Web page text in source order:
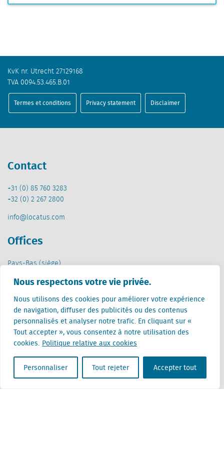
Nous respectons votre vie privée.
Nous utilisons des cookies pour améliorer votre expérience
de navigation, diffuser des publicités ou des contenus
personnalisés et analyser notre trafic. En cliquant sur «
Tout accepter », vous consentez à notre utilisation des
cookies. Politique relative aux cookies
Personnaliser Tout rejeter Accepter tout
KvK nr. Utrecht 27129168
TVA 0094.53.465.B.01
Termes et conditions Privacy statement Disclaimer
Contact
+31 (0) 85 760 3283
+32 (0) 2 267 2800
info@locatus.com
Offices
Pays-Bas (siège)
Stationsplein 32
3511 ED Utrecht
Belgique
Rue Cantersteen 47
1000 Bruxelles